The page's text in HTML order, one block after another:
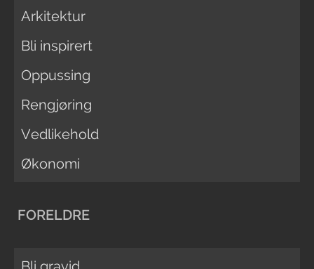
Arkitektur
Bli inspirert
Oppussing
Rengjøring
Vedlikehold
Økonomi
FORELDRE